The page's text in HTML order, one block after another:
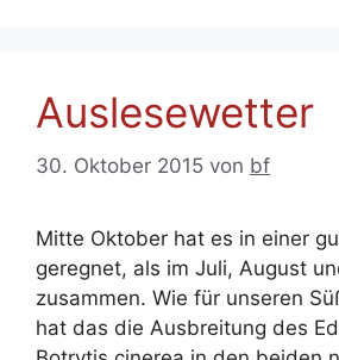
Auslesewetter
30. Oktober 2015 von bf
Mitte Oktober hat es in einer
geregnet, als im Juli, August
zusammen. Wie für unseren
hat das die Ausbreitung des